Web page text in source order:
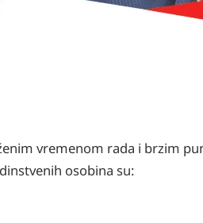
vremenom rada i brzim
osobina su: